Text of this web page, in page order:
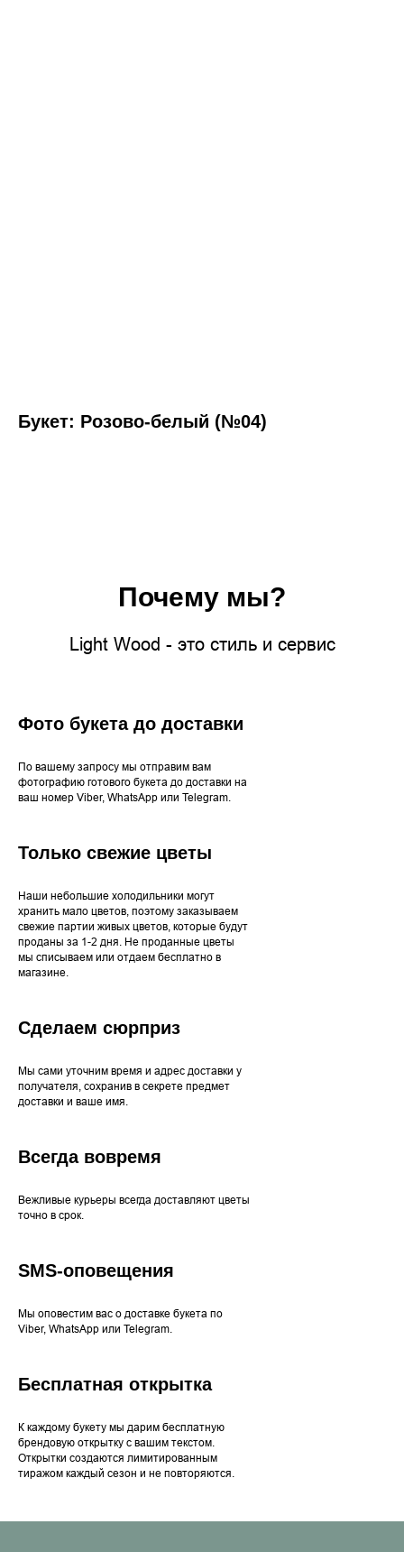
Букет: Розово-белый (№04)
Почему мы?
Light Wood - это стиль и сервис
Фото букета до доставки
По вашему запросу мы отправим вам
фотографию готового букета до доставки на
ваш номер Viber, WhatsApp или Telegram.
Только свежие цветы
Наши небольшие холодильники могут
хранить мало цветов, поэтому заказываем
свежие партии живых цветов, которые будут
проданы за 1-2 дня. Не проданные цветы
мы списываем или отдаем бесплатно в
магазине.
Сделаем сюрприз
Мы сами уточним время и адрес доставки у
получателя, сохранив в секрете предмет
доставки и ваше имя.
Всегда вовремя
Вежливые курьеры всегда доставляют цветы
точно в срок.
SMS-оповещения
Мы оповестим вас о доставке букета по
Viber, WhatsApp или Telegram.
Бесплатная открытка
К каждому букету мы дарим бесплатную
брендовую открытку с вашим текстом.
Открытки создаются лимитированным
тиражом каждый сезон и не повторяются.